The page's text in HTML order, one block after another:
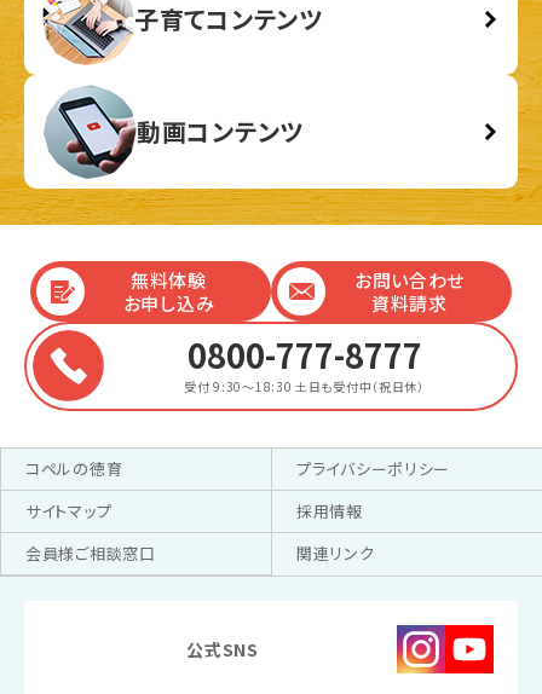
子育てコンテンツ
動画コンテンツ
無料体験
お申し込み
お問い合わせ
資料請求
0800-777-8777
受付 9:30～18:30 土日も受付中（祝日休）
コペルの徳育
プライバシーポリシー
サイトマップ
採用情報
会員様ご相談窓口
関連リンク
公式SNS